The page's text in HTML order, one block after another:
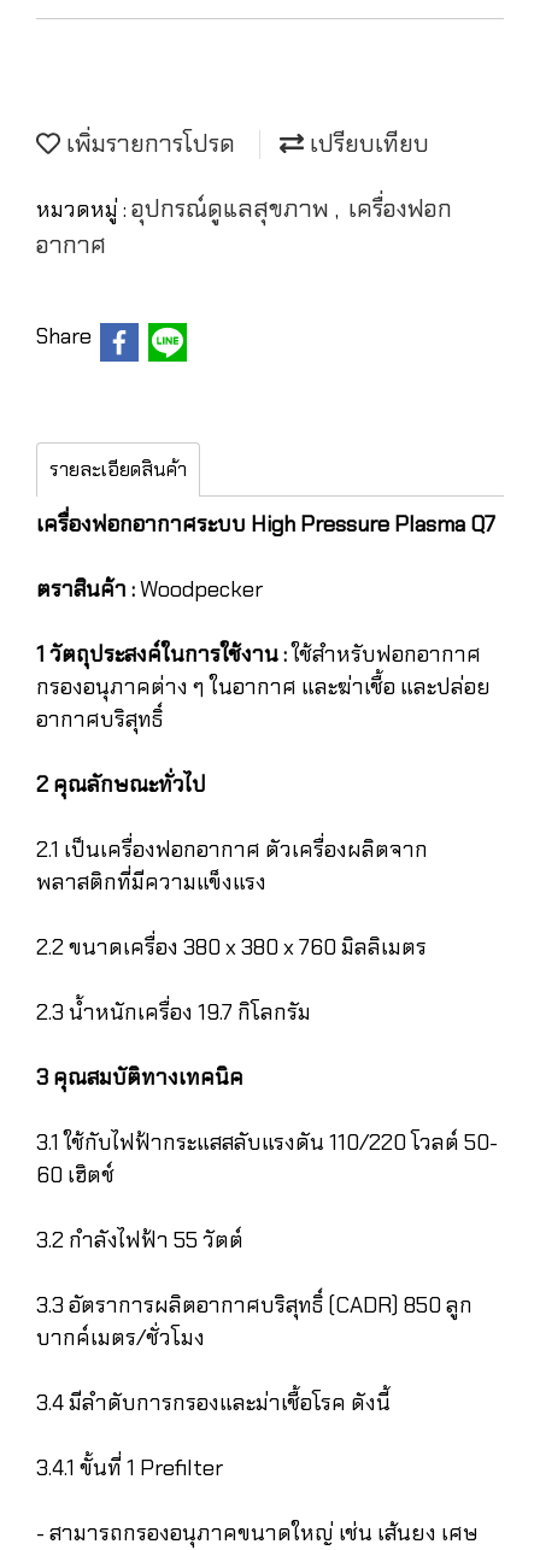
เพิ่มรายการโปรด เปรียบเทียบ
หมวดหมู่ : อุปกรณ์ดูแลสุขภาพ , เครื่องฟอก
อากาศ
Share
รายละเอียดสินค้า
เครื่องฟอกอากาศระบบ High Pressure Plasma Q7
ตราสินค้า :Woodpecker
1 วัตถุประสงค์ในการใช้งาน :ใช้สำหรับฟอกอากาศ
กรองอนุภาคต่าง ๆ ในอากาศ และฆ่าเชื้อ และปล่อย
อากาศบริสุทธิ์
2 คุณลักษณะทั่วไป
2.1 เป็นเครื่องฟอกอากาศ ตัวเครื่องผลิตจาก
พลาสติกที่มีความแข็งแรง
2.2 ขนาดเครื่อง 380 x 380 x 760 มิลลิเมตร
2.3 น้ำหนักเครื่อง 19.7 กิโลกรัม
3 คุณสมบัติทางเทคนิค
3.1 ใช้กับไฟฟ้ากระแสสลับแรงดัน 110/220 โวลต์ 50-
60 เฮิตช์
3.2 กำลังไฟฟ้า 55 วัตต์
3.3 อัตราการผลิตอากาศบริสุทธิ์ (CADR) 850 ลูก
บากค์เมตร/ชั่วโมง
3.4 มีลำดับการกรองและม่าเชื้อโรค ดังนี้
3.4.1 ขั้นที่ 1 Prefilter
- สามารถกรองอนุภาคขนาดใหญ่ เช่น เส้นยง เศษ